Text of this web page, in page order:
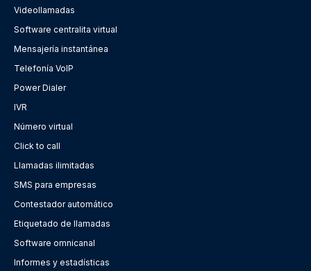
Videollamadas
Software centralita virtual
Mensajería instantánea
Telefonía VoIP
Power Dialer
IVR
Número virtual
Click to call
Llamadas ilimitadas
SMS para empresas
Contestador automático
Etiquetado de llamadas
Software omnicanal
Informes y estadísticas